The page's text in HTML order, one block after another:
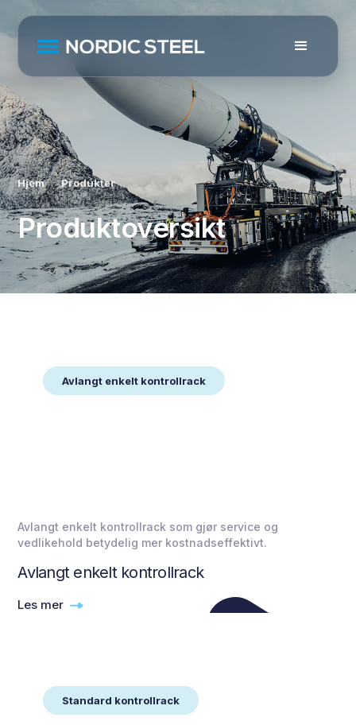
Hjem Produkter
Produktoversikt
Avlangt enkelt kontrollrack
Avlangt enkelt kontrollrack som gjør service og
vedlikehold betydelig mer kostnadseffektivt.
Avlangt enkelt kontrollrack
Les mer
Standard kontrollrack